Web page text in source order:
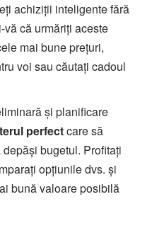
achiziții inteligente fără
că urmăriți aceste
mai bune prețuri,
voi sau căutați cadoul
și planificare
perfectcare să
bugetul. Profitați
opțiunile dvs. și
bună valoare posibilă